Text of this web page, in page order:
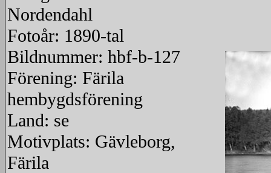
Nordendahl
Fotoår: 1890-tal
Bildnummer: hbf-b-127
Förening: Färila
hembygdsförening
Land: se
Motivplats: Gävleborg,
Färila